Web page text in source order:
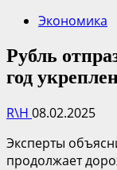
Экономика
Рубль
год
R\H 08.02.2025
Эксперты
продолжает